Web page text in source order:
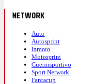
NETWORK
Auto
Autosprint
Inmoto
Motosprint
Guerinsportivo
Sport Network
Fantacup